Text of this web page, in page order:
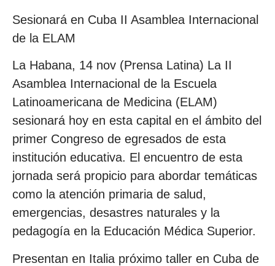
Sesionará en Cuba II Asamblea Internacional
de la ELAM
La Habana, 14 nov (Prensa Latina) La II
Asamblea Internacional de la Escuela
Latinoamericana de Medicina (ELAM)
sesionará hoy en esta capital en el ámbito del
primer Congreso de egresados de esta
institución educativa. El encuentro de esta
jornada será propicio para abordar temáticas
como la atención primaria de salud,
emergencias, desastres naturales y la
pedagogía en la Educación Médica Superior.
Presentan en Italia próximo taller en Cuba de